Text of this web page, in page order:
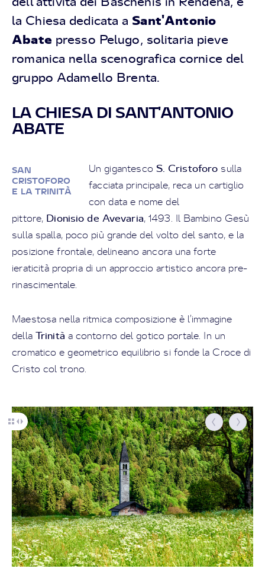
la Chiesa dedicata a Sant'Antonio
Abate presso Pelugo, solitaria pieve
romanica nella scenografica cornice del
gruppo Adamello Brenta.
LA CHIESA DI SANT'ANTONIO
ABATE
SAN
CRISTOFORO
E LA TRINITÀ
Un gigantesco S. Cristoforo sulla
facciata principale, reca un cartiglio
con data e nome del
pittore, Dionisio de Avevaria, 1493. Il Bambino Gesù
sulla spalla, poco più grande del volto del santo, e la
posizione frontale, delineano ancora una forte
ieraticità propria di un approccio artistico ancora pre-
rinascimentale.
Maestosa nella ritmica composizione è l’immagine
della Trinità a contorno del gotico portale. In un
cromatico e geometrico equilibrio si fonde la Croce di
Cristo col trono.